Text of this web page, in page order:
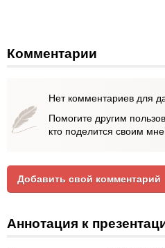
Комментарии
Нет комментариев для
Помогите другим
кто поделится своим
Добавить свой комментарий
Аннотация к